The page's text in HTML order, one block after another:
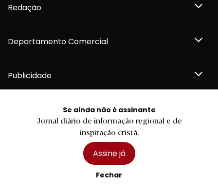
Se ainda não é assinante
Jornal diário de informação regional e de
inspiração cristã.
Assine já
Fechar
Redação
Departamento Comercial
Publicidade
Privacidade e Cookies
Declaração de compromisso FSC®
Política de Confidencialidade
2026 Diário do Minho, Lda. © Todos os direitos reservados